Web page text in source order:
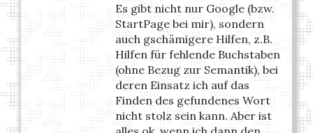
Es gibt nicht nur Google (bzw.
StartPage bei mir), sondern
auch gschämigere Hilfen, z.B.
Hilfen für fehlende Buchstaben
(ohne Bezug zur Semantik), bei
deren Einsatz ich auf das
Finden des gefundenes Wort
nicht stolz sein kann. Aber ist